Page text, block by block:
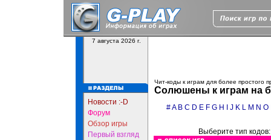
7 августа 2026 г.
Новости :-D
Форум
Обзор игры
Первый взгляд
Чит-коды к играм для более простого
Солюшены к играм на
#A B C D E F G H J K L M N O
Выберите тип